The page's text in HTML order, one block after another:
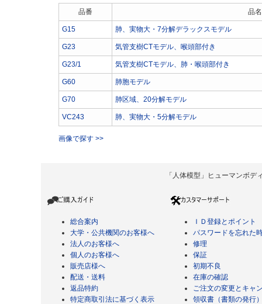
品番 品名
G15 肺、実物大・7分解デラックスモデル
G23 気管支樹CTモデル、喉頭部付き
G23/1 気管支樹CTモデル、肺・喉頭部付き
G60 肺胞モデル
G70 肺区域、20分解モデル
VC243 肺、実物大・5分解モデル
画像で探す >>
「人体模型」ヒューマンボ
総合案内
大学・公共機関のお客様へ
法人のお客様へ
個人のお客様へ
販売店様へ
配送・送料
返品特約
特定商取引法に基づく表示
ＩＤ登録とポイント
パスワードを忘れた
修理
保証
初期不良
在庫の確認
ご注文の変更とキャ
領収書（書類の発行